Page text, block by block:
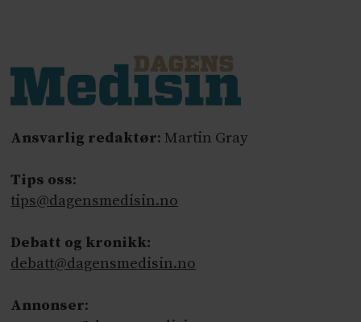
Ansvarlig redaktør: Martin Gray
Tips oss:
tips@dagensmedisin.no
Debatt og kronikk:
debatt@dagensmedisin.no
Annonser: